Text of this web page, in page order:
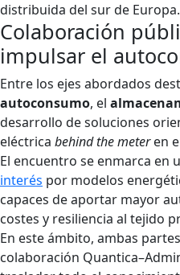
distribuida del sur de Europa.
Colaboración
impulsar el
Entre los ejes abordados
autoconsumo, el
desarrollo de soluciones
eléctrica behind the meteren
El encuentro se enmarca en
interés por modelos
capaces de aportar mayor
costes y resiliencia al tejido
En este ámbito, ambas
colaboración